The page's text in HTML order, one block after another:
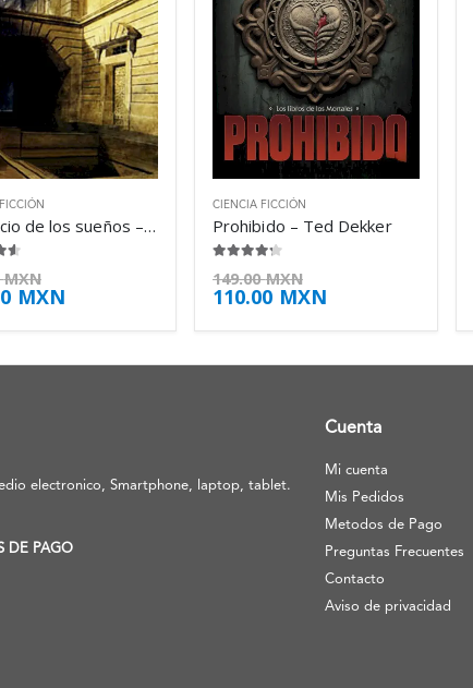
El palacio de los sueños – Ismail Kadaré
MXN
MXN
CIENCIA FICCIÓN
Prohibido – Ted Dekker
149.00MXN
110.00 MXN
electronico, Smartphone, laptop, tablet.
DE PAGO
Cuenta
Mi cuenta
Mis Pedidos
Metodos de Pago
Preguntas Frecuentes
Contacto
Aviso de privacidad